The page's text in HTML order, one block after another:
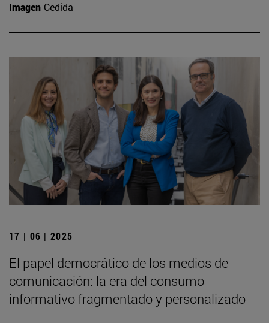
Imagen Cedida
17 | 06 | 2025
El papel democrático de los medios de
comunicación: la era del consumo
informativo fragmentado y personalizado